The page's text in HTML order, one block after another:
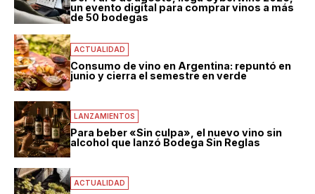
un evento digital para comprar vinos a más
de 50 bodegas
ACTUALIDAD
Consumo de vino en Argentina: repuntó en
junio y cierra el semestre en verde
LANZAMIENTOS
Para beber «Sin culpa», el nuevo vino sin
alcohol que lanzó Bodega Sin Reglas
ACTUALIDAD